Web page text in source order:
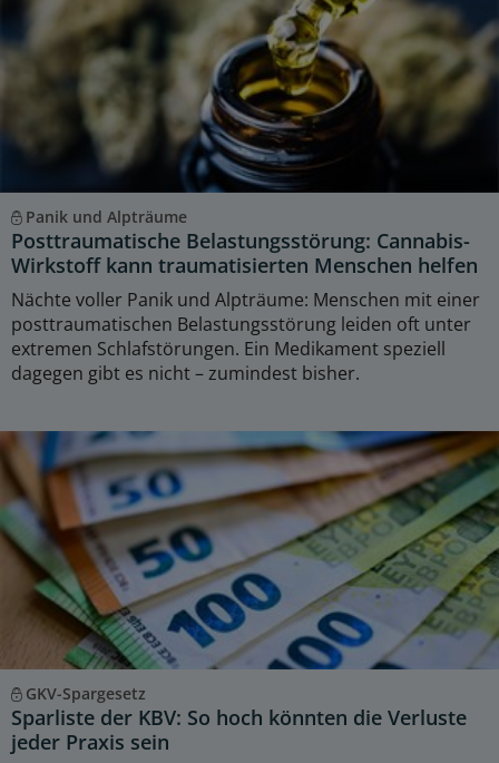
Panik und Alpträume
Posttraumatische Belastungsstörung: Cannabis-
Wirkstoff kann traumatisierten Menschen helfen
Nächte voller Panik und Alpträume: Menschen mit einer
posttraumatischen Belastungsstörung leiden oft unter
extremen Schlafstörungen. Ein Medikament speziell
dagegen gibt es nicht – zumindest bisher.
GKV-Spargesetz
Sparliste der KBV: So hoch könnten die Verluste
jeder Praxis sein